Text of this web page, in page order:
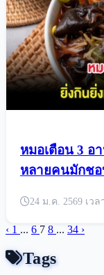
หมอเตือน 3 อ
หลายคนมักช
24 ม.ค. 2569 เวล
‹ 1 ... 6 7 8 ... 34 ›
Tags